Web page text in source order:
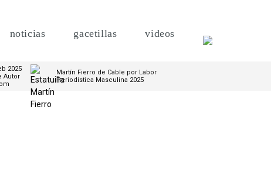
noticias gacetillas videos
2025
Autor
Martín Fierro de Cable por Labor
Periodística Masculina 2025